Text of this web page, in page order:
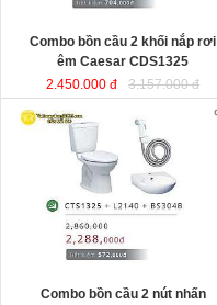
Combo bồn cầu 2 khối nắp rơi
êm Caesar CDS1325
2.450.000 đ
3.157.000 đ
Combo bồn cầu 2 nút nhấn